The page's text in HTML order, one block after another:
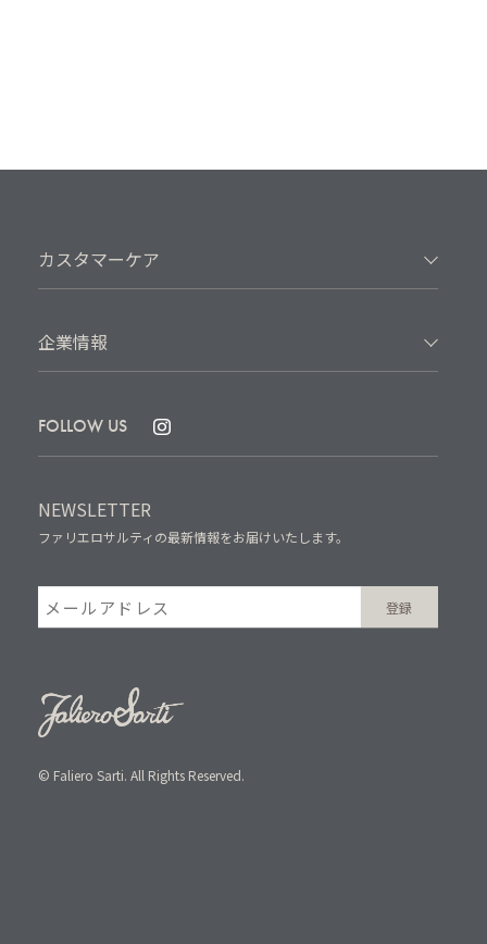
カスタマーケア
企業情報
FOLLOW US
NEWSLETTER
ファリエロサルティの最新情報をお届けいたします。
© Faliero Sarti. All Rights Reserved.